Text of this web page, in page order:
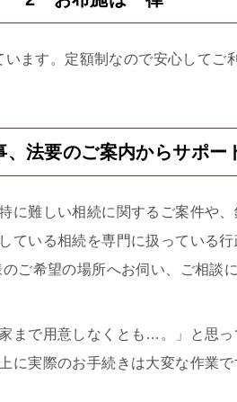
ます。定額制なので安心してご
法要のご案内からサポー
に難しい相続に関するご案件や
ている相続を専門に扱っている
ご希望の場所へお伺い、ご相談
まで用意しなくとも…。」と思
に実際のお手続きは大変な作業で